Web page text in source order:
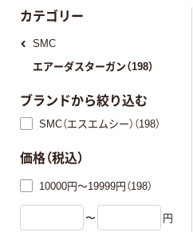
カテゴリー
SMC
エアーダスターガン（198）
ブランドから絞り込む
SMC（エスエムシー）（198）
価格（税込）
10000円～19999円（198）
〜 円